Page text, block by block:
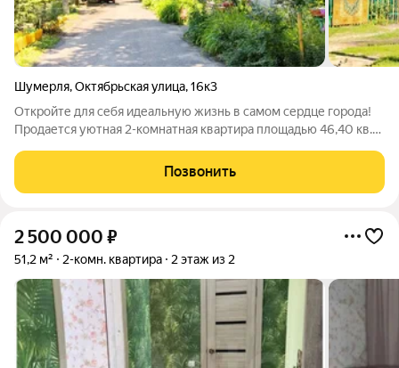
Шумерля,Октябрьская улица,16к3
Откройте для себя идеальную жизнь в самом сердце города!
Продается уютная 2-комнатная квартира площадью 46,40 кв.м.
комфортном 2-м этаже 5-этажного кирпичного дома, эта
квартира предлагает лучшее
Позвонить
2 500 000 ₽
51,2 м² 2-комн. квартира 2 этаж из 2